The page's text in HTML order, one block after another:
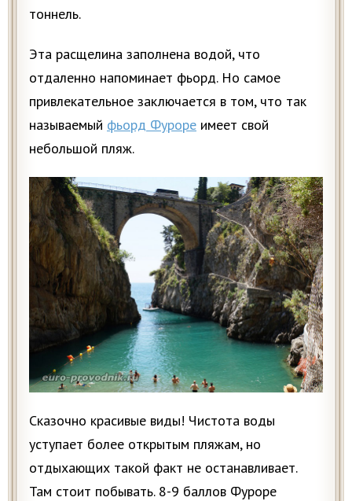
тоннель.
Эта расщелина заполнена водой, что
отдаленно напоминает фьорд. Но самое
привлекательное заключается в том, что так
называемый фьорд Фуроре имеет свой
небольшой пляж.
Сказочно красивые виды! Чистота воды
уступает более открытым пляжам, но
отдыхающих такой факт не останавливает.
Там стоит побывать. 8-9 баллов Фуроре